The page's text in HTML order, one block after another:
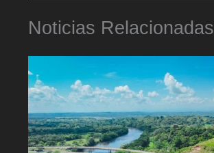
Noticias Relacionadas